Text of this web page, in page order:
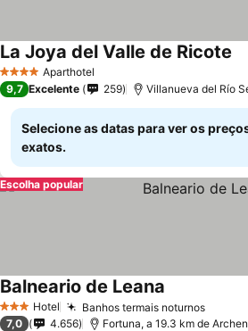
4 EstrelasAparthotel
La Joya del Valle de Ricote
9,7 Excelente 259 Villanueva del Río
Selecione as datas para ver os
exatos.
Escolha popular
3 EstrelasHotel Banhos termais noturnos
Balneario de Leana
7,0 4.656 Fortuna, a 19.3 km de